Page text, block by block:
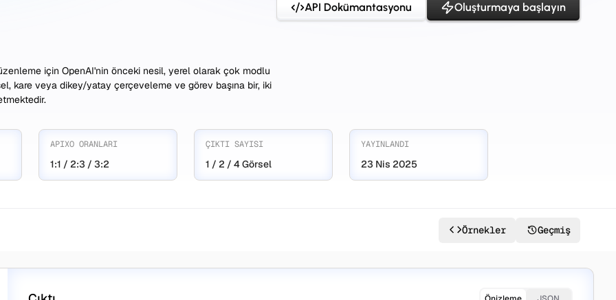
API Dokümantasyonu Oluşturmaya başlayın
için OpenAI'nin önceki nesil, yerel olarak çok modlu
kare veya dikey/yatay çerçeveleme ve görev başına bir, iki
APIXO ORANLARI
1:1 / 2:3 / 3:2
ÇIKTI SAYISI
1 / 2 / 4 Görsel
YAYINLANDI
23 Nis 2025
Örnekler Geçmiş